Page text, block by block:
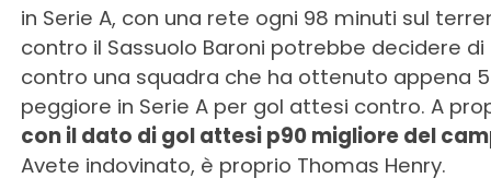
in Serie A, con una rete ogni 98 minuti sul
contro il Sassuolo Baroni potrebbe decidere di
contro una squadra che ha ottenuto appena 5
peggiore in Serie A per gol attesi contro. A
con il dato di gol attesi p90 migliore del
Avete indovinato, è proprio Thomas Henry.